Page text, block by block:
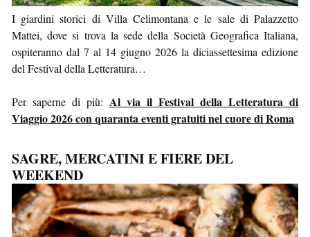
I giardini storici di Villa Celimontana e le sale di Palazzetto
Mattei, dove si trova la sede della Società Geografica Italiana,
ospiteranno dal 7 al 14 giugno 2026 la diciassettesima edizione
del Festival della Letteratura…
Per saperne di più: Al via il Festival della Letteratura di
Viaggio 2026 con quaranta eventi gratuiti nel cuore di Roma
SAGRE, MERCATINI E FIERE DEL
WEEKEND